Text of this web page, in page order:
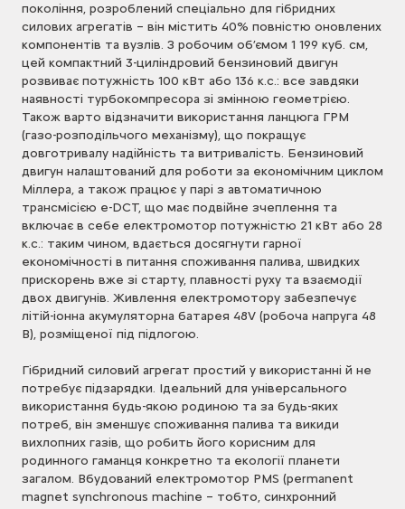
покоління, розроблений спеціально для гібридних
силових агрегатів – він містить 40% повністю оновлених
компонентів та вузлів. З робочим об’ємом 1 199 куб. см,
цей компактний 3-циліндровий бензиновий двигун
розвиває потужність 100 кВт або 136 к.с.: все завдяки
наявності турбокомпресора зі змінною геометрією.
Також варто відзначити використання ланцюга ГРМ
(газо-розподільчого механізму), що покращує
довготривалу надійність та витривалість. Бензиновий
двигун налаштований для роботи за економічним циклом
Міллера, а також працює у парі з автоматичною
трансмісією e-DCT, що має подвійне зчеплення та
включає в себе електромотор потужністю 21 кВт або 28
к.с.: таким чином, вдається досягнути гарної
економічності в питання споживання палива, швидких
прискорень вже зі старту, плавності руху та взаємодії
двох двигунів. Живлення електромотору забезпечує
літій-іонна акумуляторна батарея 48V (робоча напруга 48
В), розміщеної під підлогою.
Гібридний силовий агрегат простий у використанні й не
потребує підзарядки. Ідеальний для універсального
використання будь-якою родиною та за будь-яких
потреб, він зменшує споживання палива та викиди
вихлопних газів, що робить його корисним для
родинного гаманця конкретно та екології планети
загалом. Вбудований електромотор PMS (permanent
magnet synchronous machine – тобто, синхронний